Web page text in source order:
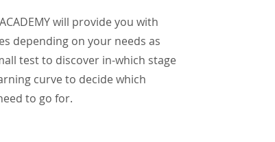
will provide you with
depending on your needs as
test to discover in-which stage
curve to decide which
to go for.